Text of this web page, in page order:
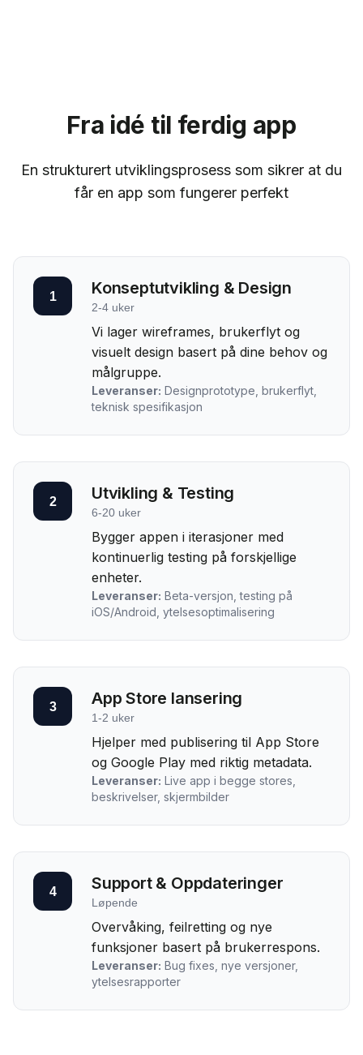
Fra idé til ferdig app
En strukturert utviklingsprosess som sikrer at du
får en app som fungerer perfekt
1 Konseptutvikling & Design
2-4 uker
Vi lager wireframes, brukerflyt og
visuelt design basert på dine behov og
målgruppe.
Leveranser: Designprototype, brukerflyt,
teknisk spesifikasjon
2 Utvikling & Testing
6-20 uker
Bygger appen i iterasjoner med
kontinuerlig testing på forskjellige
enheter.
Leveranser: Beta-versjon, testing på
iOS/Android, ytelsesoptimalisering
3 App Store lansering
1-2 uker
Hjelper med publisering til App Store
og Google Play med riktig metadata.
Leveranser: Live app i begge stores,
beskrivelser, skjermbilder
4 Support & Oppdateringer
Løpende
Overvåking, feilretting og nye
funksjoner basert på brukerrespons.
Leveranser: Bug fixes, nye versjoner,
ytelsesrapporter